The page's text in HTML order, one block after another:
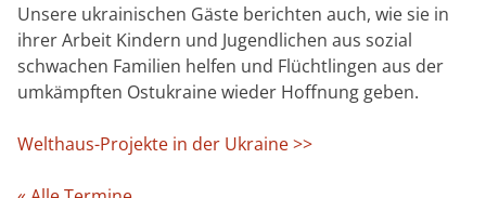
Unsere ukrainischen Gäste berichten auch, wie sie in
ihrer Arbeit Kindern und Jugendlichen aus sozial
schwachen Familien helfen und Flüchtlingen aus der
umkämpften Ostukraine wieder Hoffnung geben.
Welthaus-Projekte in der Ukraine >>